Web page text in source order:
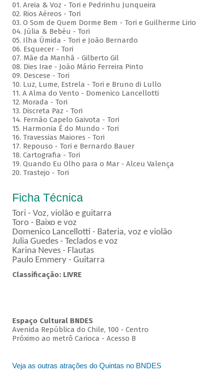
01. Areia & Voz - Tori e Pedrinhu Junqueira
02. ⁠Rios Aéreos - Tori
03. O Som de Quem Dorme Bem - Tori e Guilherme Lirio
04. Júlia & Bebéu - Tori
05. Ilha Úmida - Tori e João Bernardo
06. Esquecer - Tori
07. Mãe da Manhã - Gilberto Gil
08. Dies Irae - João Mário Ferreira Pinto
09. Descese - Tori
10. Luz, Lume, Estrela - Tori e Bruno di Lullo
11. A Alma do Vento - Domenico Lancellotti
12. Morada - Tori
13. Discreta Paz - Tori
14. Fernão Capelo Gaivota - Tori
15. Harmonia É do Mundo - Tori
16. Travessias Maiores - Tori
17. Repouso - Tori e Bernardo Bauer
⁠18. Cartografia - Tori
19. Quando Eu Olho para o Mar - Alceu Valença
20. Trastejo - Tori
Ficha Técnica
Tori - Voz, violão e guitarra
Toro - Baixo e voz
Domenico Lancellotti - Bateria, voz e violão
Julia Guedes - Teclados e voz
Karina Neves - Flautas
Paulo Emmery - Guitarra
Classificação: LIVRE
Espaço Cultural BNDES
Avenida República do Chile, 100 - Centro
Próximo ao metrô Carioca - Acesso B
Veja as outras atrações do Quintas no BNDES